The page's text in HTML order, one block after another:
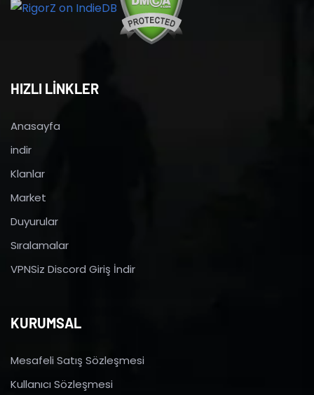
HIZLI LİNKLER
Anasayfa
indir
Klanlar
Market
Duyurular
Sıralamalar
VPNSiz Discord Giriş İndir
KURUMSAL
Mesafeli Satış Sözleşmesi
Kullanıcı Sözleşmesi